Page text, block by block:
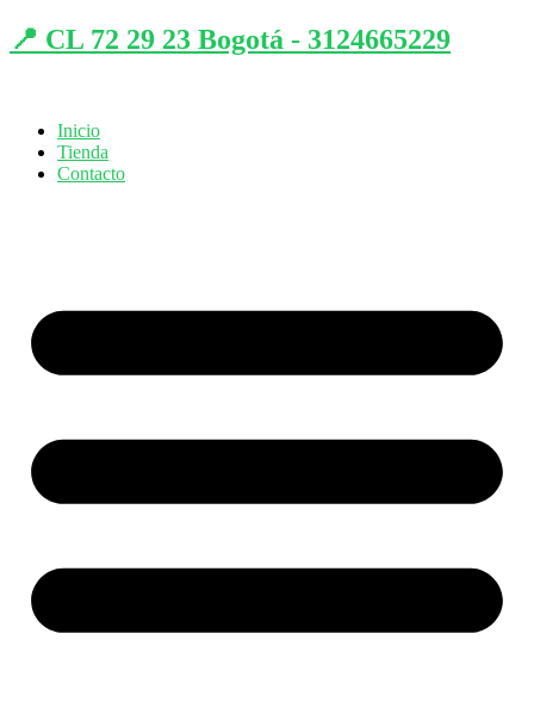
📍 CL 72 29 23 Bogotá - 3124665229
Inicio
Tienda
Contacto